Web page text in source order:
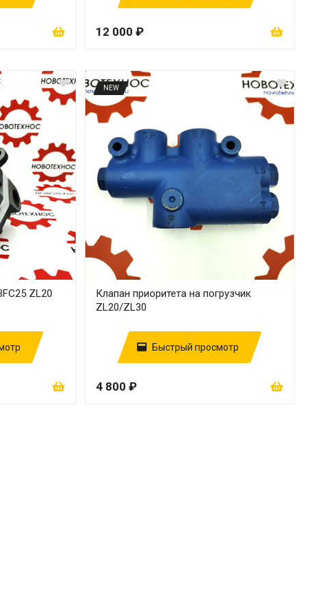
12 000 ₽
ZL20
NEW
Клапан приоритета на погрузчик
ZL20/ZL30
Быстрый просмотр
4 800 ₽